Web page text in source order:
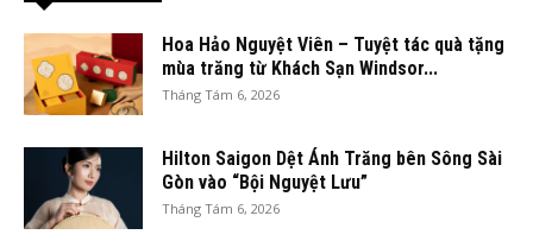
Hoa Hảo Nguyệt Viên – Tuyệt tác quà tặng
mùa trăng từ Khách Sạn Windsor...
Tháng Tám 6, 2026
Hilton Saigon Dệt Ánh Trăng bên Sông Sài
Gòn vào “Bội Nguyệt Lưu”
Tháng Tám 6, 2026